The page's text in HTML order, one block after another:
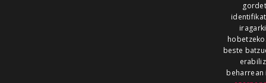
hobetzeko.
beste
beharrean